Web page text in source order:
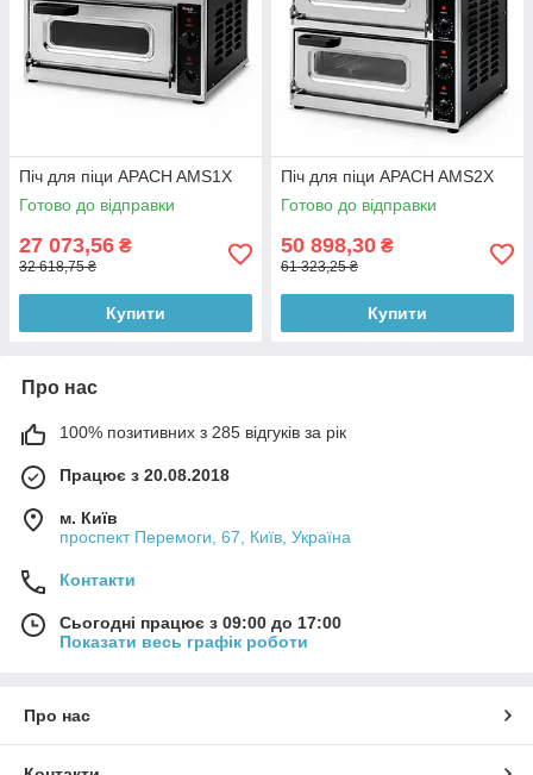
Піч для піци APACH AMS1X
Готово до відправки
27 073,56 ₴
32 618,75 ₴
Купити
Піч для піци APACH AMS2X
Готово до відправки
50 898,30 ₴
61 323,25 ₴
Купити
Про нас
100% позитивних з 285 відгуків за рік
Працює з 20.08.2018
м. Київ
проспект Перемоги, 67, Київ, Україна
Контакти
Сьогодні працює з 09:00 до 17:00
Показати весь графік роботи
Про нас